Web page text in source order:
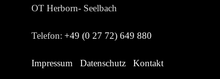
OT Herborn- Seelbach
Telefon: +49 (0 27 72) 649 880
Impressum Datenschutz Kontakt